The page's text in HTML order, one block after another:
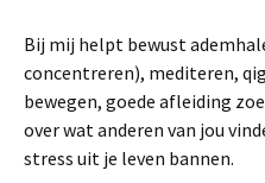
Bij mij helpt bewust
concentreren), mediteren,
bewegen, goede afleiding
over wat anderen van jou
stress uit je leven bannen.